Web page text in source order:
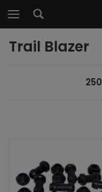
Trail Blazer
250